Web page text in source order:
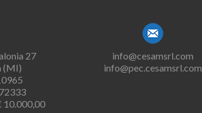
27
(MI)
10.000,00
info@cesamsrl.com
info@pec.cesamsrl.com